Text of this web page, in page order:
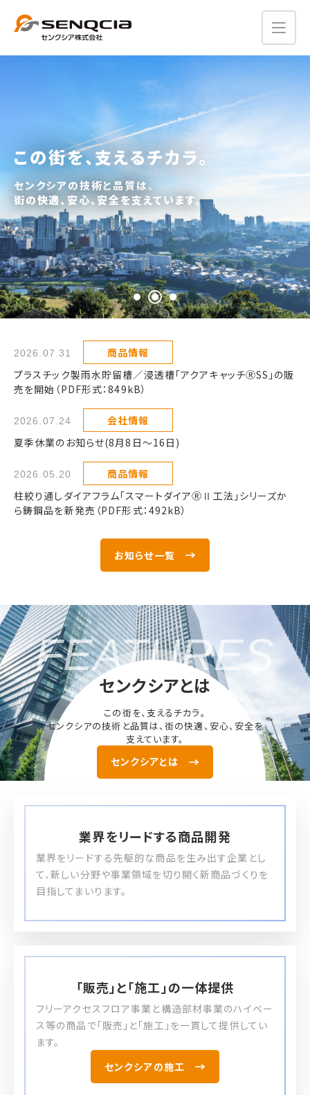
建築の課題を解決する、
きらりと光るものづくり。
独創性のある商品で、
未来を創造する先駆者を目指します。
10周年記念サイトはこちら
この街を、支えるチカラ。
センクシアの技術と品質は、
街の快適、安心、安全を支えています。
建築の課題を解決する、
きらりと光るものづくり。
独創性のある商品で、
未来を創造する先駆者を目指します。
10周年記念サイトはこちら
2026.07.31
商品情報
プラスチック製⾬⽔貯留槽／浸透槽「アクアキャッチⓇSS」の販
売を開始（PDF形式：849kB）
2026.07.24
会社情報
夏季休業のお知らせ(8月8日～16日)
2026.05.20
商品情報
柱絞り通しダイアフラム「スマートダイアⓇⅡ工法」シリーズか
ら鋳鋼品を新発売（PDF形式：492kB）
お知らせ一覧
FEATURES
センクシアとは
この街を、支えるチカラ。
センクシアの技術と品質は、街の快適、安心、安全を
支えています。
センクシアとは
業界をリードする商品開発
業界をリードする先駆的な商品を生み出す企業とし
て、新しい分野や事業領域を切り開く新商品づくりを
目指してまいります。
「販売」と「施工」の一体提供
フリーアクセスフロア事業と構造部材事業のハイベー
ス等の商品で「販売」と「施工」を一貫して提供してい
ます。
センクシアの施工